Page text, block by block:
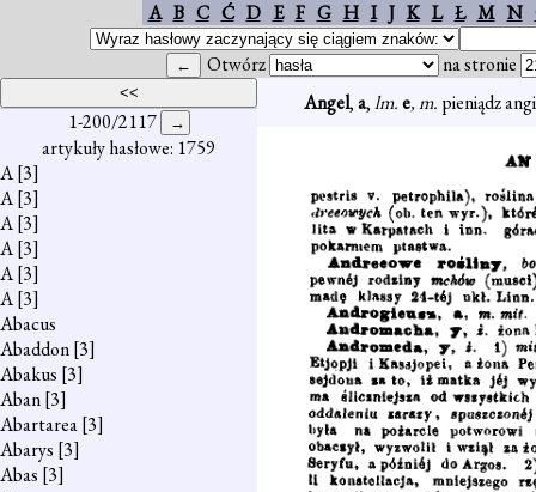
A B C Ć D E F G H I J K L Ł M N
Otwórz na stronie
1-200/2117
artykuły hasłowe: 1759
A[3]
A[3]
A[3]
A[3]
A[3]
A[3]
Abacus
Abaddon[3]
Abakus [3]
Aban[3]
Abartarea[3]
Abarys [3]
Abas [3]
Angel,a,lm.e, m. pieniądz